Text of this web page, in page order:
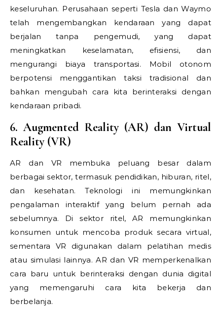
keseluruhan. Perusahaan seperti Tesla dan Waymo
telah mengembangkan kendaraan yang dapat
berjalan tanpa pengemudi, yang dapat
meningkatkan keselamatan, efisiensi, dan
mengurangi biaya transportasi. Mobil otonom
berpotensi menggantikan taksi tradisional dan
bahkan mengubah cara kita berinteraksi dengan
kendaraan pribadi.
6. Augmented Reality (AR) dan Virtual
Reality (VR)
AR dan VR membuka peluang besar dalam
berbagai sektor, termasuk pendidikan, hiburan, ritel,
dan kesehatan. Teknologi ini memungkinkan
pengalaman interaktif yang belum pernah ada
sebelumnya. Di sektor ritel, AR memungkinkan
konsumen untuk mencoba produk secara virtual,
sementara VR digunakan dalam pelatihan medis
atau simulasi lainnya. AR dan VR memperkenalkan
cara baru untuk berinteraksi dengan dunia digital
yang memengaruhi cara kita bekerja dan
berbelanja.